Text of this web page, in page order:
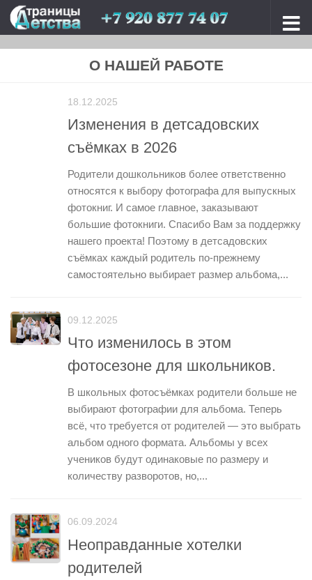
Перейти к содержимому
О НАШЕЙ РАБОТЕ
18.12.2025
Изменения в детсадовских
съёмках в 2026
Родители дошкольников более ответственно
относятся к выбору фотографа для выпускных
фотокниг. И самое главное, заказывают
большие фотокниги. Спасибо Вам за поддержку
нашего проекта! Поэтому в детсадовских
съёмках каждый родитель по-прежнему
самостоятельно выбирает размер альбома,...
09.12.2025
Что изменилось в этом
фотосезоне для школьников.
В школьных фотосъёмках родители больше не
выбирают фотографии для альбома. Теперь
всё, что требуется от родителей — это выбрать
альбом одного формата. Альбомы у всех
учеников будут одинаковые по размеру и
количеству разворотов, но,...
06.09.2024
Неоправданные хотелки
родителей